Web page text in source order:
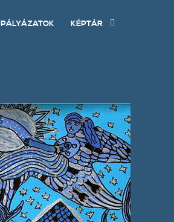
PÁLYÁZATOK KÉPTÁR